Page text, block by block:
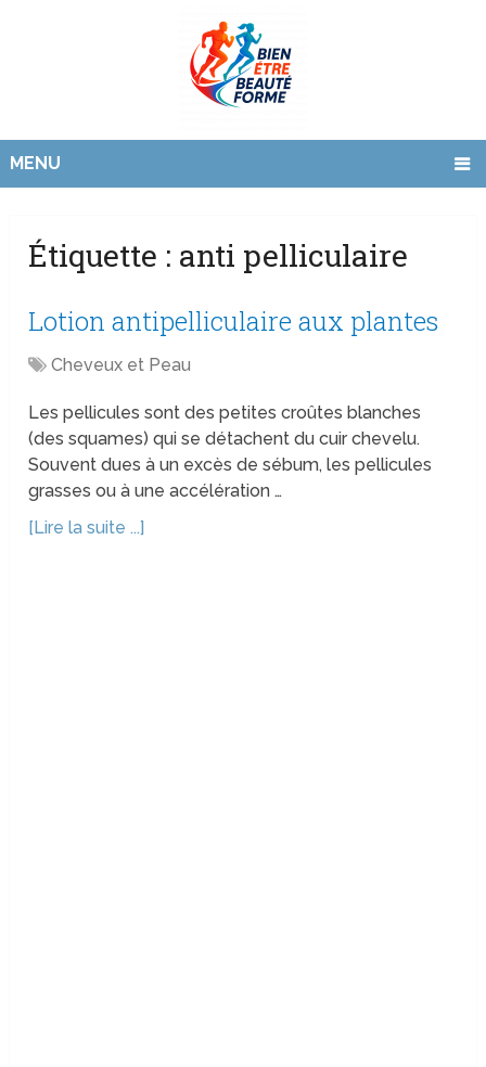
MENU
Étiquette : anti pelliculaire
Lotion antipelliculaire aux plantes
Cheveux et Peau
Les pellicules sont des petites croûtes blanches
(des squames) qui se détachent du cuir chevelu.
Souvent dues à un excès de sébum, les pellicules
grasses ou à une accélération …
[Lire la suite ...]